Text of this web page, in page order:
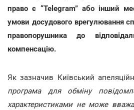
право є “Telegram” або інший
умови досудового врегулювання
правопорушника до
компенсацію.
Як зазначив Київський
програма для обміну
характеристиками не може